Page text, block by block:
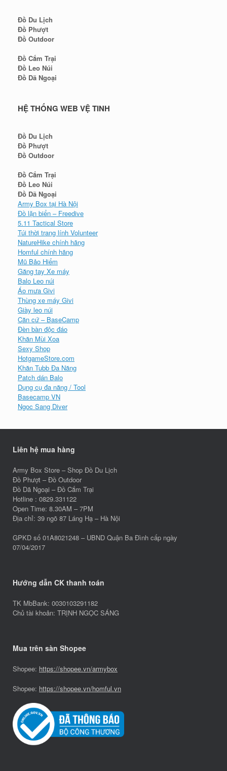
Đồ Du Lịch
Đồ Phượt
Đồ Outdoor
Đồ Cắm Trại
Đồ Leo Núi
Đồ Dã Ngoại
HỆ THỐNG WEB VỆ TINH
Đồ Du Lịch
Đồ Phượt
Đồ Outdoor
Đồ Cắm Trại
Đồ Leo Núi
Đồ Dã Ngoại
Army Box tại Hà Nội
Đồ lặn biển – Freedive
5.11 Tactical Store
Túi thời trang lính Volunteer
NatureHike chính hãng
Homful chính hãng
Mũ Bảo Hiểm
Găng tay Xe máy
Balo Leo núi
Áo mưa Givi
Thùng xe máy Givi
Giày leo núi
Căn cứ – BaseCamp
Đèn bàn độc đáo
Khăn Mùi Xoa
Sexy Shop
HotgameStore.com
Khăn Tubb Đa Năng
Patch dán Balo
Dụng cụ đa năng / Tool
Basecamp VN
Ngoc Sang Diver
Liên hệ mua hàng
Army Box Store – Shop Đồ Du Lịch
Đồ Phượt – Đồ Outdoor
Đồ Dã Ngoại – Đồ Cắm Trại
Hotline : 0829.331122
Open Time: 8.30AM – 7PM
Địa chỉ: 39 ngõ 87 Láng Hạ – Hà Nội
GPKD số 01A8021248 – UBND Quận Ba Đình cấp ngày
07/04/2017
Hướng dẫn CK thanh toán
TK MbBank: 0030103291182
Chủ tài khoản: TRỊNH NGỌC SÁNG
Mua trên sàn Shopee
Shopee: https://shopee.vn/armybox
Shopee: https://shopee.vn/homful.vn